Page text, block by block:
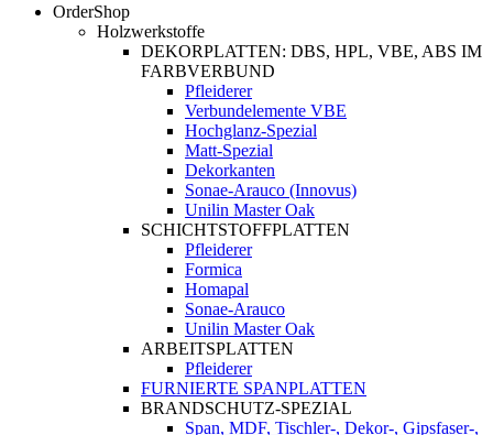
OrderShop
Holzwerkstoffe
DEKORPLATTEN: DBS, HPL, VBE, ABS IM
FARBVERBUND
Pfleiderer
Verbundelemente VBE
Hochglanz-Spezial
Matt-Spezial
Dekorkanten
Sonae-Arauco (Innovus)
Unilin Master Oak
SCHICHTSTOFFPLATTEN
Pfleiderer
Formica
Homapal
Sonae-Arauco
Unilin Master Oak
ARBEITSPLATTEN
Pfleiderer
FURNIERTE SPANPLATTEN
BRANDSCHUTZ-SPEZIAL
Span, MDF, Tischler-, Dekor-, Gipsfaser-,